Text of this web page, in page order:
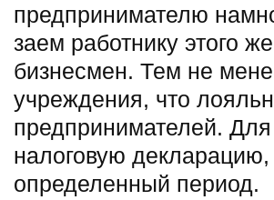
предпринимателю
заем работнику этого
бизнесмен. Тем не
учреждения, что
предпринимателей. Для
налоговую
определенный период.